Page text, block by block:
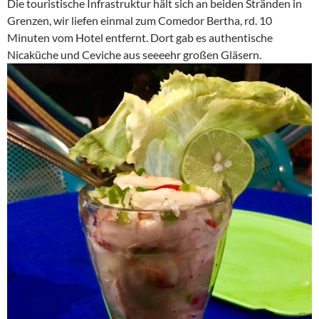
Die touristische Infrastruktur hält sich an beiden Stränden in
Grenzen, wir liefen einmal zum Comedor Bertha, rd. 10
Minuten vom Hotel entfernt. Dort gab es authentische
Nicaküche und Ceviche aus seeeehr großen Gläsern.